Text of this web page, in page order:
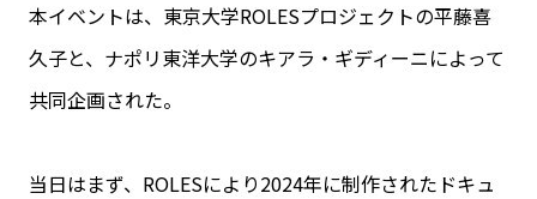
本イベントは、東京大学ROLESプロジェクトの平藤喜
久子と、ナポリ東洋大学のキアラ・ギディーニによって
共同企画された。
当日はまず、ROLESにより2024年に制作されたドキュ